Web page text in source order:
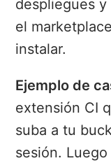
despliegues
el
instalar.
Ejemplo de
extensión CI
suba a tu
sesión.